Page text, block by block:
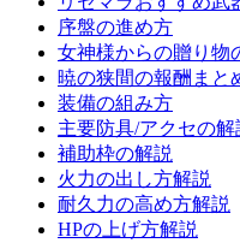
序盤の進め方
女神様からの贈り物
暁の狭間の報酬まと
装備の組み方
主要防具/アクセの解
補助枠の解説
火力の出し方解説
耐久力の高め方解説
HPの上げ方解説